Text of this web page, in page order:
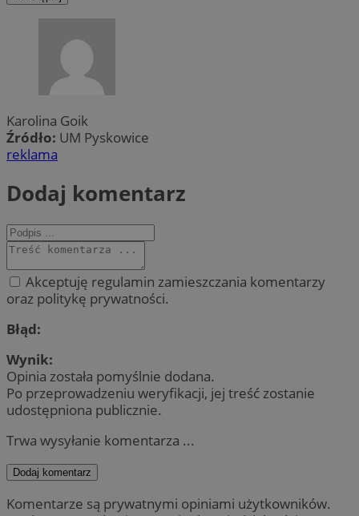
Karolina Goik
Źródło: UM Pyskowice
reklama
Dodaj komentarz
Akceptuję regulamin zamieszczania komentarzy
oraz politykę prywatności.
Błąd:
Wynik:
Opinia została pomyślnie dodana.
Po przeprowadzeniu weryfikacji, jej treść zostanie
udostępniona publicznie.
Trwa wysyłanie komentarza ...
Dodaj komentarz
Komentarze są prywatnymi opiniami użytkowników.